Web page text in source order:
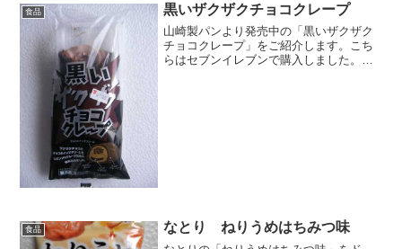
食品 黒いザクザクチョコクレープ
山崎製パンより発売中の「黒いザクザク
チョコクレープ」をご紹介します。こち
らはセブンイレブンで購入しました。値
食品 なとり ねりうめはちみつ味